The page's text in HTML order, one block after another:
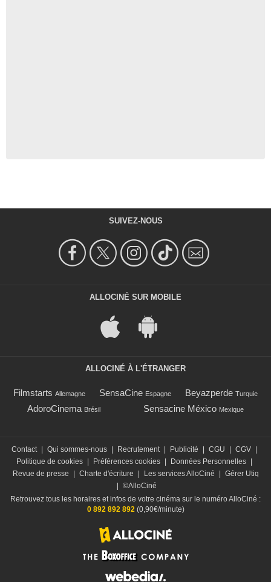
SUIVEZ-NOUS
ALLOCINÉ SUR MOBILE
ALLOCINÉ À L'ÉTRANGER
Filmstarts Allemagne SensaCine Espagne Beyazperde Turquie
AdoroCinema Brésil Sensacine México Mexique
Contact | Qui sommes-nous | Recrutement | Publicité | CGU | CGV |
Politique de cookies | Préférences cookies | Données Personnelles |
Revue de presse
| Charte d'écriture | Les services AlloCiné | Gérer Utiq
| ©AlloCiné
Retrouvez tous les horaires et infos de votre cinéma sur le numéro AlloCiné :
0 892 892 892(0,90€/minute)